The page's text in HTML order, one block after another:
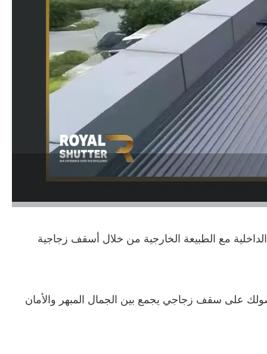
مع الطبيعة الخارجية من خلال أسقف زجاجية
على سقف زجاجي يجمع بين الجمال المبهر والأمان